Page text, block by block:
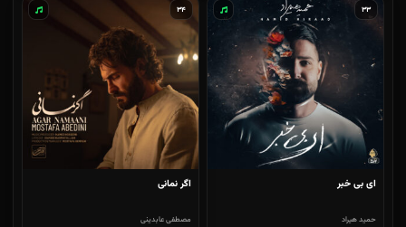
۳۳
ای بی خبر
حمید هیراد
۳۴
اگر نمانی
مصطفی عابدینی